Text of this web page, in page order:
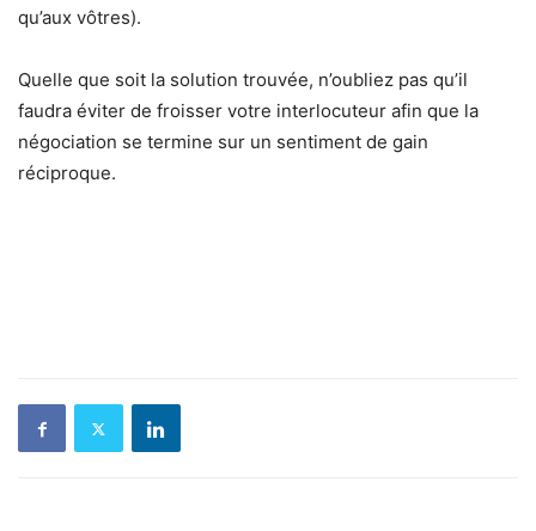
qu’aux vôtres).
Quelle que soit la solution trouvée, n’oubliez pas qu’il
faudra éviter de froisser votre interlocuteur afin que la
négociation se termine sur un sentiment de gain
réciproque.